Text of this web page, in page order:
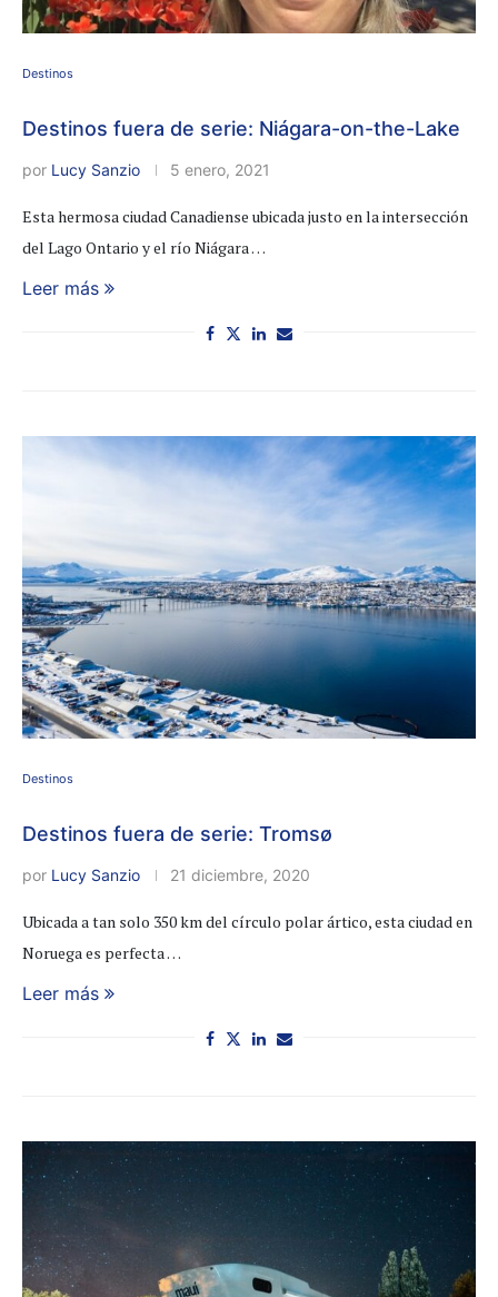
Destinos
Destinos fuera de serie: Niágara-on-the-Lake
por Lucy Sanzio 5 enero, 2021
Esta hermosa ciudad Canadiense ubicada justo en la intersección
del Lago Ontario y el río Niágara …
Leer más
Destinos
Destinos fuera de serie: Tromsø
por Lucy Sanzio 21 diciembre, 2020
Ubicada a tan solo 350 km del círculo polar ártico, esta ciudad en
Noruega es perfecta …
Leer más